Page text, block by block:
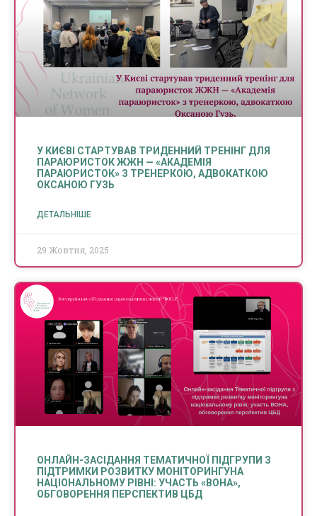
У КИЄВІ СТАРТУВАВ ТРИДЕННИЙ ТРЕНІНГ ДЛЯ
ПАРАЮРИСТОК ЖЖН — «АКАДЕМІЯ
ПАРАЮРИСТОК» З ТРЕНЕРКОЮ, АДВОКАТКОЮ
ОКСАНОЮ ГУЗЬ
ДЕТАЛЬНІШЕ
29 Жовтня, 2025
ОНЛАЙН-ЗАСІДАННЯ ТЕМАТИЧНОЇ ПІДГРУПИ З
ПІДТРИМКИ РОЗВИТКУ МОНІТОРИНГУНА
НАЦІОНАЛЬНОМУ РІВНІ: УЧАСТЬ «ВОНА»,
ОБГОВОРЕННЯ ПЕРСПЕКТИВ ЦБД